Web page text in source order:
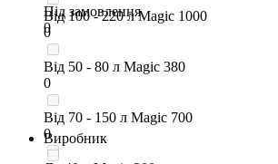
Під замовлення
0
Від 100 - 220 л Magic 1000
0
Від 50 - 80 л Magic 380
0
Від 70 - 150 л Magic 700
0
Виробник